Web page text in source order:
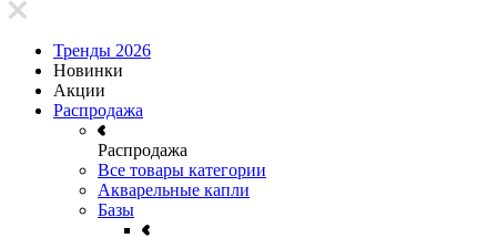
Тренды 2026
Новинки
Акции
Распродажа
Распродажа
Все товары категории
Акварельные капли
Базы